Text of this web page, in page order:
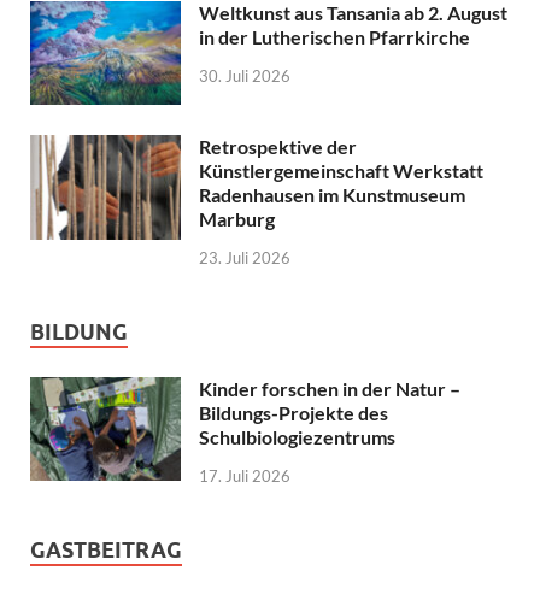
Weltkunst aus Tansania ab 2. August
in der Lutherischen Pfarrkirche
30. Juli 2026
Retrospektive der
Künstlergemeinschaft Werkstatt
Radenhausen im Kunstmuseum
Marburg
23. Juli 2026
BILDUNG
Kinder forschen in der Natur –
Bildungs-Projekte des
Schulbiologiezentrums
17. Juli 2026
GASTBEITRAG